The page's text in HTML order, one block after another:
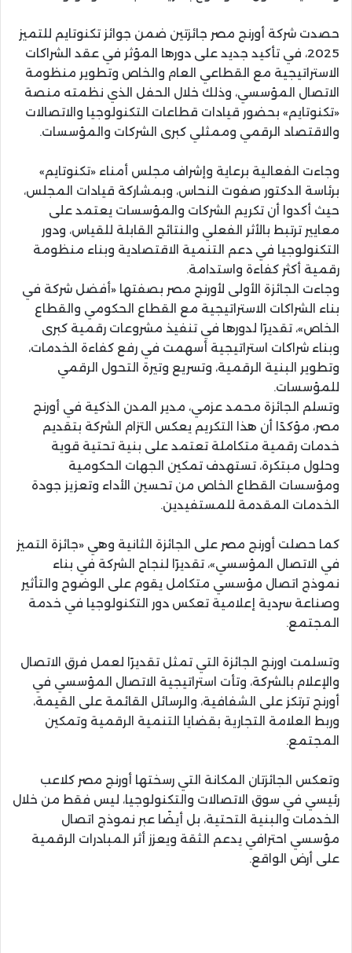
حصدت شركة أورنج مصر جائزتين ضمن جوائز تكنوتايم للتميز
2025، في تأكيد جديد على دورها المؤثر في عقد الشراكات
الاستراتيجية مع القطاعي العام والخاص وتطوير منظومة
الاتصال المؤسسي، وذلك خلال الحفل الذي نظمته منصة
«تكنوتايم» بحضور قيادات قطاعات التكنولوجيا والاتصالات
والاقتصاد الرقمي وممثلي كبرى الشركات والمؤسسات.
وجاءت الفعالية برعاية وإشراف مجلس أمناء «تكنوتايم»
برئاسة الدكتور صفوت النحاس، وبمشاركة قيادات المجلس،
حيث أكدوا أن تكريم الشركات والمؤسسات يعتمد على
معايير ترتبط بالأثر الفعلي والنتائج القابلة للقياس، ودور
التكنولوجيا في دعم التنمية الاقتصادية وبناء منظومة
رقمية أكثر كفاءة واستدامة.
وجاءت الجائزة الأولى لأورنج مصر بصفتها «أفضل شركة في
بناء الشراكات الاستراتيجية مع القطاع الحكومي والقطاع
الخاص»، تقديرًا لدورها في تنفيذ مشروعات رقمية كبرى
وبناء شراكات استراتيجية أسهمت في رفع كفاءة الخدمات،
وتطوير البنية الرقمية، وتسريع وتيرة التحول الرقمي
للمؤسسات.
وتسلم الجائزة محمد عزمي، مدير المدن الذكية في أورنج
مصر، مؤكدًا أن هذا التكريم يعكس التزام الشركة بتقديم
خدمات رقمية متكاملة تعتمد على بنية تحتية قوية
وحلول مبتكرة، تستهدف تمكين الجهات الحكومية
ومؤسسات القطاع الخاص من تحسين الأداء وتعزيز جودة
الخدمات المقدمة للمستفيدين.
كما حصلت أورنج مصر على الجائزة الثانية وهي «جائزة التميز
في الاتصال المؤسسي»، تقديرًا لنجاح الشركة في بناء
نموذج اتصال مؤسسي متكامل يقوم على الوضوح والتأثير
وصناعة سردية إعلامية تعكس دور التكنولوجيا في خدمة
المجتمع.
وتسلمت اورنج الجائزة التي تمثل تقديرًا لعمل فرق الاتصال
والإعلام بالشركة، وتأت استراتيجية الاتصال المؤسسي في
أورنج ترتكز على الشفافية، والرسائل القائمة على القيمة،
وربط العلامة التجارية بقضايا التنمية الرقمية وتمكين
المجتمع.
وتعكس الجائزتان المكانة التي رسختها أورنج مصر كلاعب
رئيسي في سوق الاتصالات والتكنولوجيا، ليس فقط من خلال
الخدمات والبنية التحتية، بل أيضًا عبر نموذج اتصال
مؤسسي احترافي يدعم الثقة ويعزز أثر المبادرات الرقمية
على أرض الواقع.